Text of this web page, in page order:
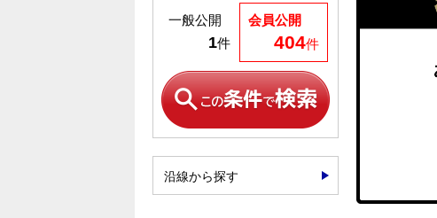
会員公開
404件
一般公開
1件
沿線から探す